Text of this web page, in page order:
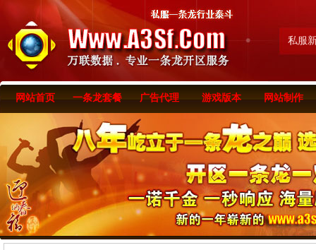
私服
网站首页 一条龙套餐 广告代理 游戏版本 网站制作